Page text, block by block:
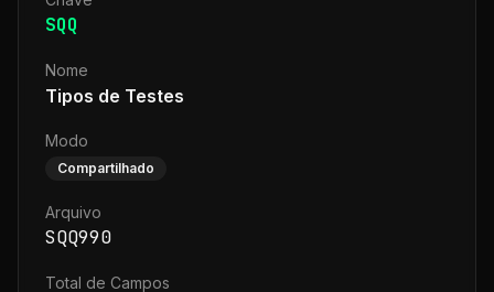
SQQ
Nome
Tipos de Testes
Modo
Compartilhado
Arquivo
SQQ990
Total de Campos